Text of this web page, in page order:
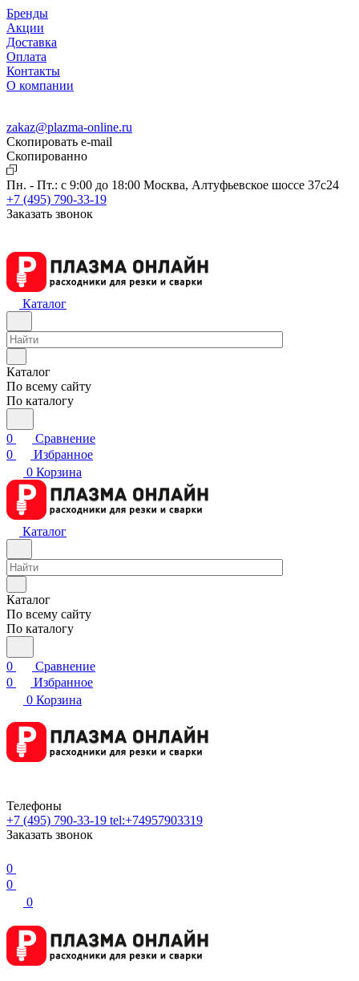
Бренды
Акции
Доставка
Оплата
Контакты
О компании
zakaz@plazma-online.ru
Скопировать e-mail
Cкопированно
Пн. - Пт.: с 9:00 до 18:00 Москва, Алтуфьевское шоссе 37с24
+7 (495) 790-33-19
Заказать звонок
Каталог
Каталог
По всему сайту
По каталогу
0
Сравнение
0
Избранное
0 Корзина
Каталог
Каталог
По всему сайту
По каталогу
0
Сравнение
0
Избранное
0 Корзина
Телефоны
+7 (495) 790-33-19 tel:+74957903319
Заказать звонок
0
0
0